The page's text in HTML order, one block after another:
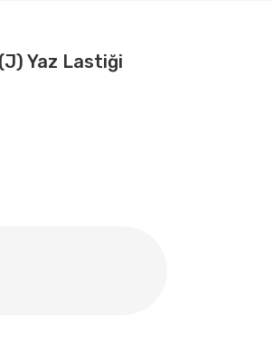
Yaz Lastiği